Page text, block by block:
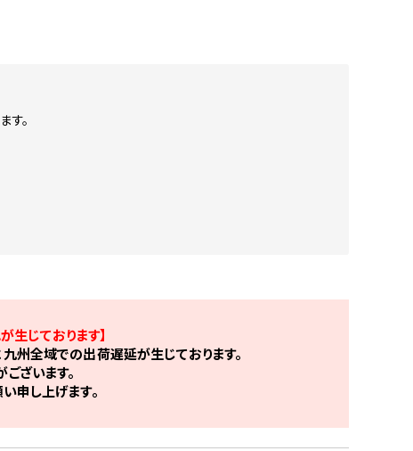
す。
じております】
州全域での出荷遅延が生じております。
ざいます。
申し上げます。